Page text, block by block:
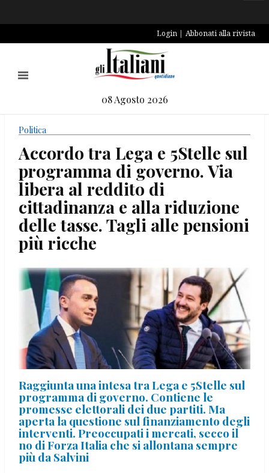
Login Abbonati alla rivista
08 Agosto 2026
Politica
Accordo tra Lega e 5Stelle sul
programma di governo. Via
libera al reddito di
cittadinanza e alla riduzione
delle tasse. Tagli alle pensioni
più ricche
Raggiunta una intesa tra Lega e 5Stelle sul
programma di governo. Contiene le
promesse elettorali dei due partiti. Ma
aperta la questione sul finanziamento degli
interventi. Preoccupati i mercati, secco il
no di Forza Italia che si allontana sempre
più da Salvini